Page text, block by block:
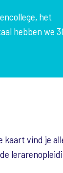
het
hebben we
kaart vind je